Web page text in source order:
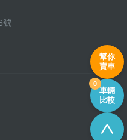
號
幫你
賣車
車輛
比較
0